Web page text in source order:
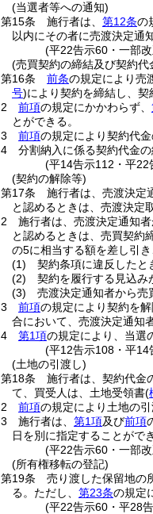
(当選者等への通知)
第15条
施行者は、 第12条の
以内にその者に売渡決定通
(平22告示60・一部
(売買契約の締結及び契約代
第16条
前条の規定により売
号)により契約を締結し、契
2
前項の規定にかかわらず、
とができる。
3
前項の規定により契約代
4
分割納入に係る契約代金
(平14告示112・平22
(契約の解除等)
第17条
施行者は、売渡決定
と認めるときは、売渡決定
2
施行者は、売渡決定通知者
と認めるときは、売買契約
の5に相当する額を差し引
(1)
契約条項に違反したと
(2)
契約を履行する見込み
(3)
売渡決定通知者から売
3
前項の規定により契約を
合において、売渡決定通知
4
第1項の規定により、当選
(平12告示108・平14
(土地の引渡し)
第18条
施行者は、契約代金
て、買受人は、土地受領書(
2
前項の規定により土地の
3
施行者は、 第1項及び前項
日を別に指定することがで
(平22告示60・一部
(所有権移転の登記)
第19条
売り渡した保留地の
る。 ただし、 第23条の規定
(平22告示60・平28